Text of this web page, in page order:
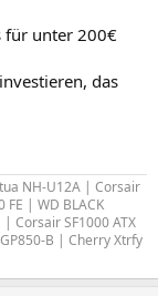
für unter 200€
das
NH-U12A | Corsair
FE | WD BLACK
| Corsair SF1000 ATX
B | Cherry Xtrfy